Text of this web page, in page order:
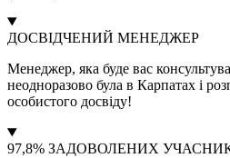
ДОСВІДЧЕНИЙ МЕНЕДЖЕР
Менеджер, яка буде вас
неодноразово була в Карпатах і
особистого досвіду!
97,8% ЗАДОВОЛЕНИХ